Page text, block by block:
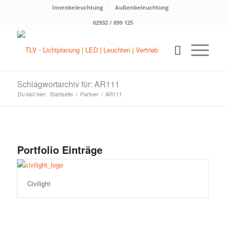
Innenbeleuchtung
Außenbeleuchtung
02932 / 899 125
Schlagwortarchiv für: AR111
Du bist hier: Startseite / Partner / AR111
Portfolio Einträge
Civilight